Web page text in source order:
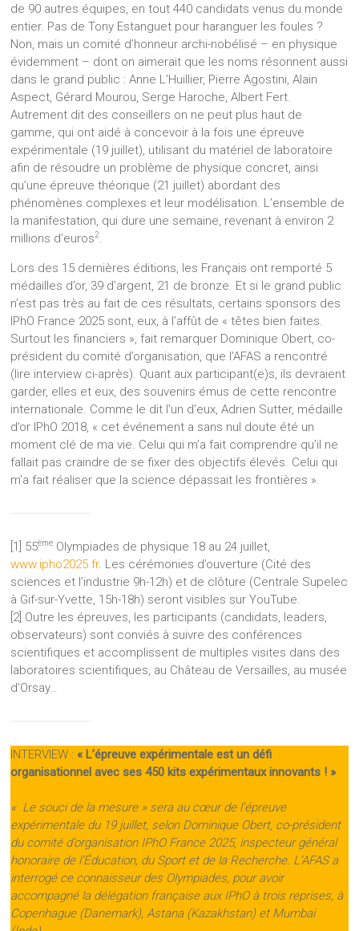
de 90 autres équipes, en tout 440 candidats venus du monde
entier. Pas de Tony Estanguet pour haranguer les foules ?
Non, mais un comité d’honneur archi-nobélisé – en physique
évidemment – dont on aimerait que les noms résonnent aussi
dans le grand public : Anne L’Huillier, Pierre Agostini, Alain
Aspect, Gérard Mourou, Serge Haroche, Albert Fert.
Autrement dit des conseillers on ne peut plus haut de
gamme, qui ont aidé à concevoir à la fois une épreuve
expérimentale (19 juillet), utilisant du matériel de laboratoire
afin de résoudre un problème de physique concret, ainsi
qu’une épreuve théorique (21 juillet) abordant des
phénomènes complexes et leur modélisation. L’ensemble de
la manifestation, qui dure une semaine, revenant à environ 2
millions d’euros2
Lors des 15 dernières éditions, les Français ont remporté 5
médailles d’or, 39 d’argent, 21 de bronze. Et si le grand public
n’est pas très au fait de ces résultats, certains sponsors des
IPhO France 2025 sont, eux, à l’affût de « têtes bien faites.
Surtout les financiers », fait remarquer Dominique Obert, co-
président du comité d’organisation, que l’AFAS a rencontré
(lire interview ci-après). Quant aux participant(e)s, ils devraient
garder, elles et eux, des souvenirs émus de cette rencontre
internationale. Comme le dit l’un d’eux, Adrien Sutter, médaille
d’or IPhO 2018, « cet événement a sans nul doute été un
moment clé de ma vie. Celui qui m’a fait comprendre qu’il ne
fallait pas craindre de se fixer des objectifs élevés. Celui qui
m’a fait réaliser que la science dépassait les frontières ».
[1] 55ème Olympiades de physique 18 au 24 juillet,
www.ipho2025.fr. Les cérémonies d’ouverture (Cité des
sciences et l’industrie 9h-12h) et de clôture (Centrale Supelec
à Gif-sur-Yvette, 15h-18h) seront visibles sur YouTube.
[2] Outre les épreuves, les participants (candidats, leaders,
observateurs) sont conviés à suivre des conférences
scientifiques et accomplissent de multiples visites dans des
laboratoires scientifiques, au Château de Versailles, au musée
d’Orsay…
INTERVIEW :« L’épreuve expérimentale est un défi
organisationnel avec ses 450 kits expérimentaux innovants ! »
« Le souci de la mesure » sera au cœur de l’épreuve
expérimentale du 19 juillet, selon Dominique Obert, co-président
du comité d’organisation IPhO France 2025, inspecteur général
honoraire de l’Éducation, du Sport et de la Recherche. L’AFAS a
interrogé ce connaisseur des Olympiades, pour avoir
accompagné la délégation française aux IPhO à trois reprises, à
Copenhague (Danemark), Astana (Kazakhstan) et Mumbai